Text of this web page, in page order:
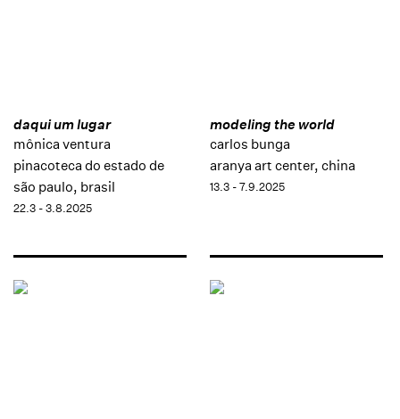
daqui um lugar
mônica ventura
pinacoteca do estado de
são paulo, brasil
22.3 - 3.8.2025
modeling the world
carlos bunga
aranya art center, china
13.3 - 7.9.2025